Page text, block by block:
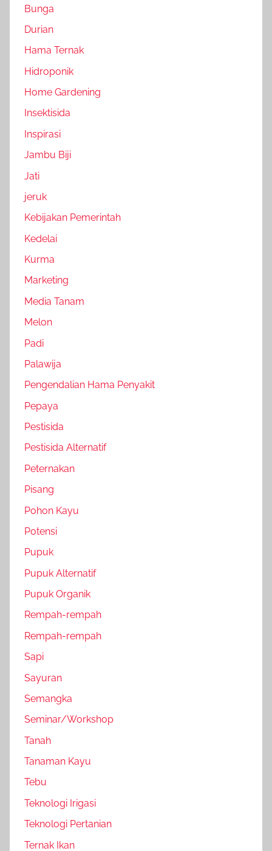
Bunga
Durian
Hama Ternak
Hidroponik
Home Gardening
Insektisida
Inspirasi
Jambu Biji
Jati
jeruk
Kebijakan Pemerintah
Kedelai
Kurma
Marketing
Media Tanam
Melon
Padi
Palawija
Pengendalian Hama Penyakit
Pepaya
Pestisida
Pestisida Alternatif
Peternakan
Pisang
Pohon Kayu
Potensi
Pupuk
Pupuk Alternatif
Pupuk Organik
Rempah-rempah
Rempah-rempah
Sapi
Sayuran
Semangka
Seminar/Workshop
Tanah
Tanaman Kayu
Tebu
Teknologi Irigasi
Teknologi Pertanian
Ternak Ikan